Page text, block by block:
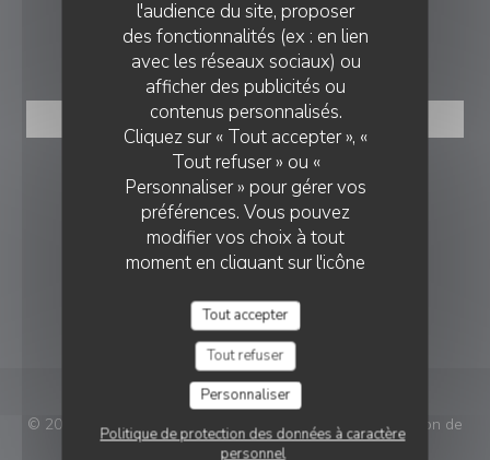
l'audience du site, proposer
des fonctionnalités (ex : en lien
avec les réseaux sociaux) ou
afficher des publicités ou
contenus personnalisés.
Cliquez sur « Tout accepter », «
Tout refuser » ou «
Personnaliser » pour gérer vos
préférences. Vous pouvez
modifier vos choix à tout
moment en cliquant sur l'icône
à gauche des pages du site.
Tout accepter
Tout refuser
Personnaliser
Politique de protection des données à caractère
personnel
RÉSERVATION
RÉSERVER
NOUS SUIVRE
Facebook ((ouvre une nouvelle
Instagram ((ouvre une
NEWSLETTER
© 2026 Restaurant Le Comptoir De L'arboretum — Création de
site internet restaurant avec
RESTAURANT LE COMPTOIR DE L'ARBORETUM